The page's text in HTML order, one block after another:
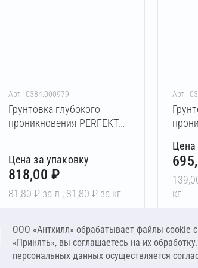
Арт.: 0384.000979
Грунтовка глубокого
проникновения PERFEKTA
Цена за упаковку
818,00 ₽
81,80 ₽ за л , 81,80 ₽ за кг
В корзину
Арт.:
Цена
кг
ООО «Антхилл» обрабатывает файлы cookie
«Принять», вы соглашаетесь на их
персональных данных осуществляется